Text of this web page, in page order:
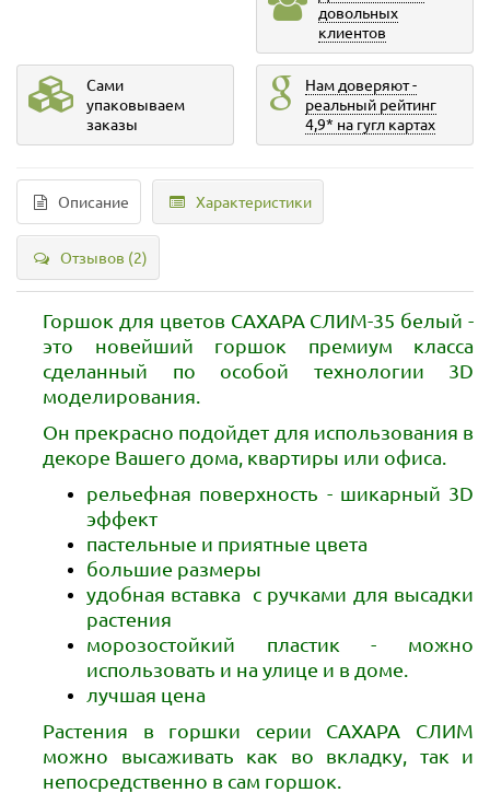
довольных
клиентов
Сами
упаковываем
заказы
Нам доверяют -
реальный рейтинг
4,9* на гугл картах
Описание Характеристики
Отзывов (2)
Горшок для цветов САХАРА СЛИМ-35 белый -
это новейший горшок премиум класса
сделанный по особой технологии 3D
моделирования.
Он прекрасно подойдет для использования в
декоре Вашего дома, квартиры или офиса.
рельефная поверхность - шикарный 3D
эффект
пастельные и приятные цвета
большие размеры
удобная вставка
с ручками для высадки
растения
морозостойкий пластик - можно
использовать и на улице и в доме.
лучшая цена
Растения в горшки серии САХАРА СЛИМ
можно высаживать как во вкладку, так и
непосредственно в сам горшок.